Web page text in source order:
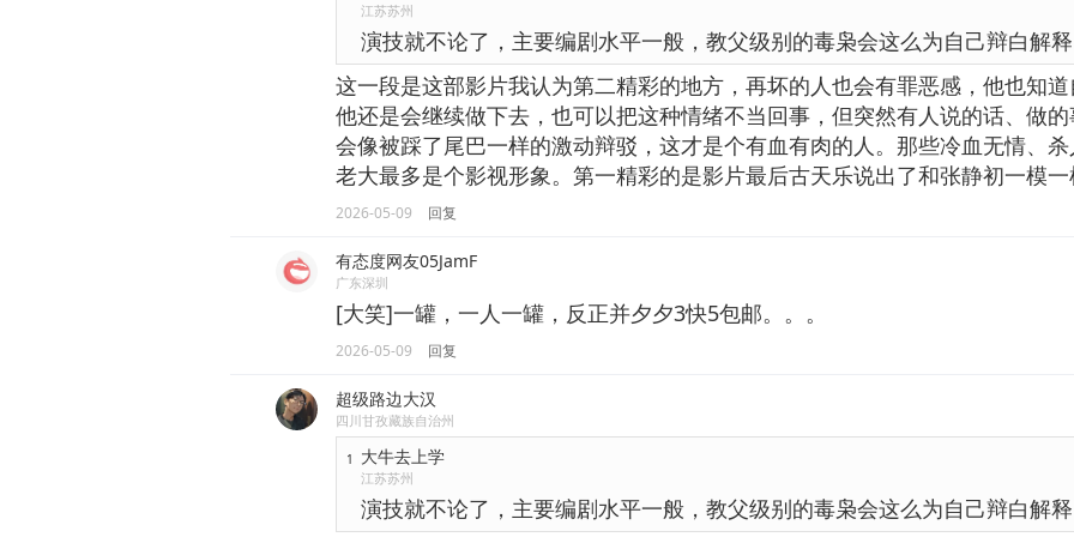
江苏苏州
演技就不论了，主要编剧水平一般，教父级别的毒枭会这么为自己辩白解
这一段是这部影片我认为第二精彩的地方，再坏的人也会有罪恶感，他也知
他还是会继续做下去，也可以把这种情绪不当回事，但突然有人说的话、做
会像被踩了尾巴一样的激动辩驳，这才是个有血有肉的人。那些冷血无情、
老大最多是个影视形象。第一精彩的是影片最后古天乐说出了和张静初一模
2026-05-09 回复
有态度网友05JamF
广东深圳
[大笑]一罐，一人一罐，反正并夕夕3快5包邮。。。
2026-05-09 回复
超级路边大汉
四川甘孜藏族自治州
1 大牛去上学
江苏苏州
演技就不论了，主要编剧水平一般，教父级别的毒枭会这么为自己辩白解